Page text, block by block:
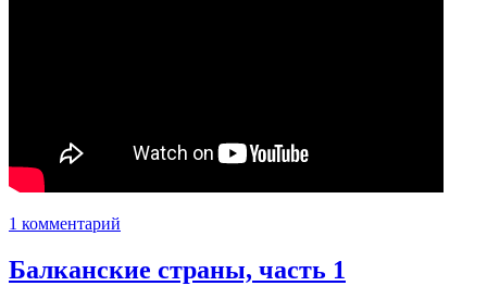
1 комментарий
Балканские страны, часть 1